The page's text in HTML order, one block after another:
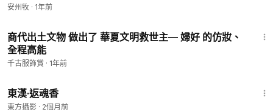
安州牧 · 1年前
商代出土文物 做出了 華夏文明救世主— 婦好 的仿妝、
全程高能
千古服飾賞 · 1年前
東漢·返魂香
東方攝影 · 2個月前